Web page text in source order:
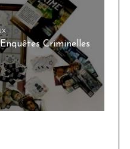
Criminelles